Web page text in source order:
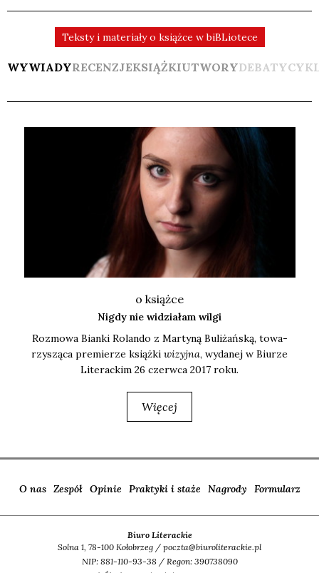
Teksty i materiały o książce w biBLiotece
WYWIADYRECENZJEKSIĄŻKIUTWORYDEBATY
o książce
Nigdy nie widziałam wilgi
Roz­mo­wa Bian­ki Rolan­do z Mar­ty­ną Buli­żań­ską, towa­
rzy­szą­ca pre­mie­rze książ­ki wizyj­na, wyda­nej w Biu­rze
Lite­rac­kim 26 czerw­ca 2017 roku.
Więcej
O nas Zespół Opinie Praktyki i staże Nagrody Formularz
Biuro Literackie
Solna 1, 78-100 Kołobrzeg / poczta@biuroliterackie.pl
NIP: 881-110-93-38 / Regon: 390738090